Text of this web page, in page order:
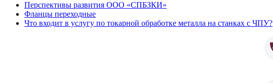
Перспективы развития ООО «СПБЗКИ»
Фланцы переходные
Что входит в услугу по токарной обработке металла на станках с ЧПУ?